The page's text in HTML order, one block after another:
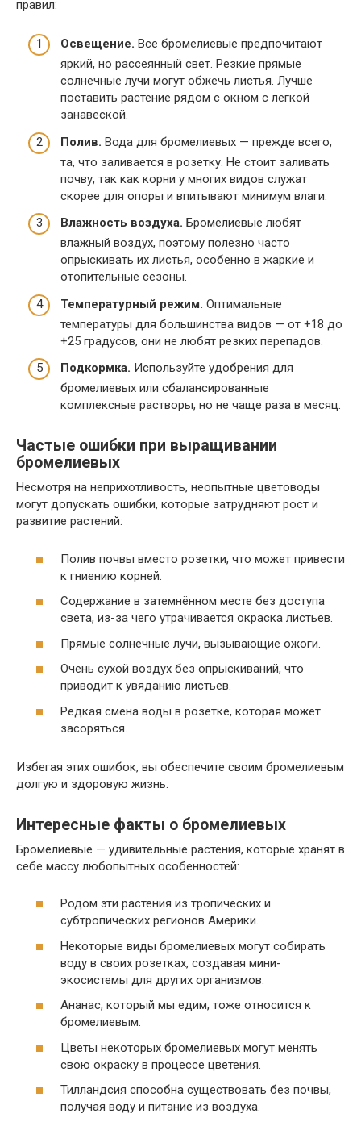
правил:
Освещение. Все бромелиевые предпочитают
яркий, но рассеянный свет. Резкие прямые
солнечные лучи могут обжечь листья. Лучше
поставить растение рядом с окном с легкой
занавеской.
Полив. Вода для бромелиевых — прежде всего,
та, что заливается в розетку. Не стоит заливать
почву, так как корни у многих видов служат
скорее для опоры и впитывают минимум влаги.
Влажность воздуха. Бромелиевые любят
влажный воздух, поэтому полезно часто
опрыскивать их листья, особенно в жаркие и
отопительные сезоны.
Температурный режим. Оптимальные
температуры для большинства видов — от +18 до
+25 градусов, они не любят резких перепадов.
Подкормка. Используйте удобрения для
бромелиевых или сбалансированные
комплексные растворы, но не чаще раза в месяц.
Частые ошибки при выращивании
бромелиевых
Несмотря на неприхотливость, неопытные цветоводы
могут допускать ошибки, которые затрудняют рост и
развитие растений:
Полив почвы вместо розетки, что может привести
к гниению корней.
Содержание в затемнённом месте без доступа
света, из-за чего утрачивается окраска листьев.
Прямые солнечные лучи, вызывающие ожоги.
Очень сухой воздух без опрыскиваний, что
приводит к увяданию листьев.
Редкая смена воды в розетке, которая может
засоряться.
Избегая этих ошибок, вы обеспечите своим бромелиевым
долгую и здоровую жизнь.
Интересные факты о бромелиевых
Бромелиевые — удивительные растения, которые хранят в
себе массу любопытных особенностей:
Родом эти растения из тропических и
субтропических регионов Америки.
Некоторые виды бромелиевых могут собирать
воду в своих розетках, создавая мини-
экосистемы для других организмов.
Ананас, который мы едим, тоже относится к
бромелиевым.
Цветы некоторых бромелиевых могут менять
свою окраску в процессе цветения.
Тилландсия способна существовать без почвы,
получая воду и питание из воздуха.